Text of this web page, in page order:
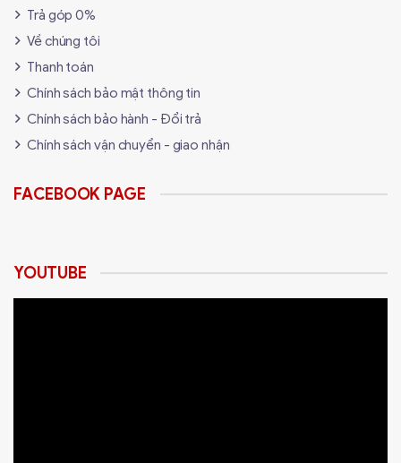
Trả góp 0%
Về chúng tôi
Thanh toán
Chính sách bảo mật thông tin
Chính sách bảo hành - Đổi trả
Chính sách vận chuyển - giao nhận
FACEBOOK PAGE
YOUTUBE